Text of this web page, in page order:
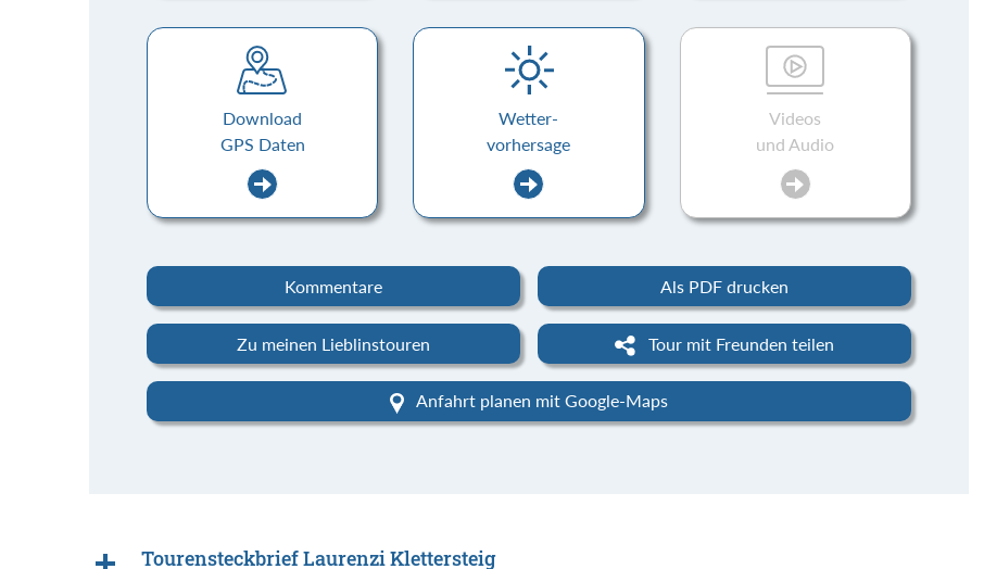
Download
GPS Daten
Wetter-
vorhersage
Videos
und Audio
Kommentare Als PDF drucken
Zu meinen Lieblinstouren Tour mit Freunden teilen
Anfahrt planen mit Google-Maps
Tourensteckbrief Laurenzi Klettersteig